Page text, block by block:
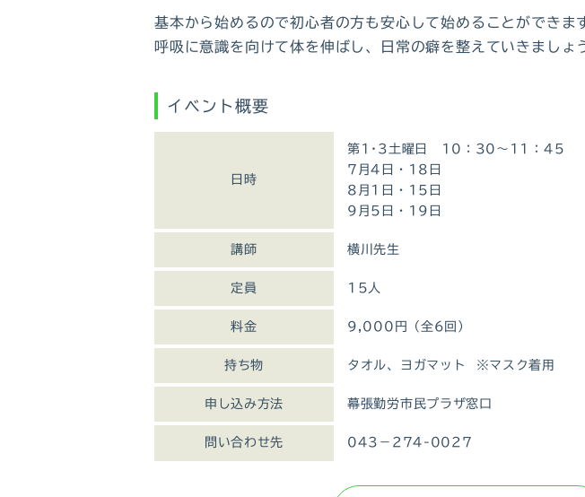
基本から始めるので初心者の方も安心して始めることができま
呼吸に意識を向けて体を伸ばし、日常の癖を整えていきましょ
イベント概要
日時
第1･3土曜日 10：30～11：45
7月4日・18日
8月1日・15日
9月5日・19日
講師 横川先生
定員 15人
料金 9,000円（全6回）
持ち物 タオル、ヨガマット ※マスク着用
申し込み方法 幕張勤労市民プラザ窓口
問い合わせ先 043－274-0027